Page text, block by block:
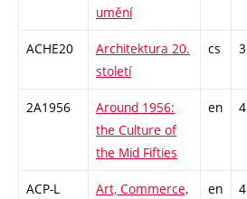
umění
ACHE20
Architektura 20.
století
cs 3
2A1956
Around 1956:
the Culture of
the Mid Fifties
en 4
ACP-L
Art, Commerce,
en 4